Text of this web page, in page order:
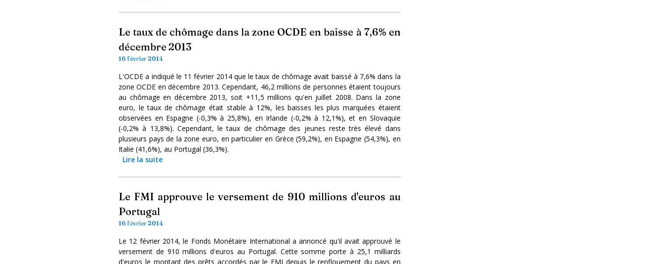
Le taux de chômage dans la zone OCDE en baisse à 7,6% en
décembre 2013
16 février 2014
L'OCDE a indiqué le 11 février 2014 que le taux de chômage avait baissé à 7,6% dans la
zone OCDE en décembre 2013. Cependant, 46,2 millions de personnes étaient toujours
au chômage en décembre 2013, soit +11,5 millions qu'en juillet 2008. Dans la zone
euro, le taux de chômage était stable à 12%, les baisses les plus marquées étaient
observées en Espagne (-0,3% à 25,8%), en Irlande (-0,2% à 12,1%), et en Slovaquie
(-0,2% à 13,8%). Cependant, le taux de chômage des jeunes reste très élevé dans
plusieurs pays de la zone euro, en particulier en Grèce (59,2%), en Espagne (54,3%), en
Italie (41,6%), au Portugal (36,3%).
Lire la suite
Le FMI approuve le versement de 910 millions d'euros au
Portugal
16 février 2014
Le 12 février 2014, le Fonds Monétaire International a annoncé qu'il avait approuvé le
versement de 910 millions d'euros au Portugal. Cette somme porte à 25,1 milliards
d'euros le montant des prêts accordés par le FMI depuis le renflouement du pays en